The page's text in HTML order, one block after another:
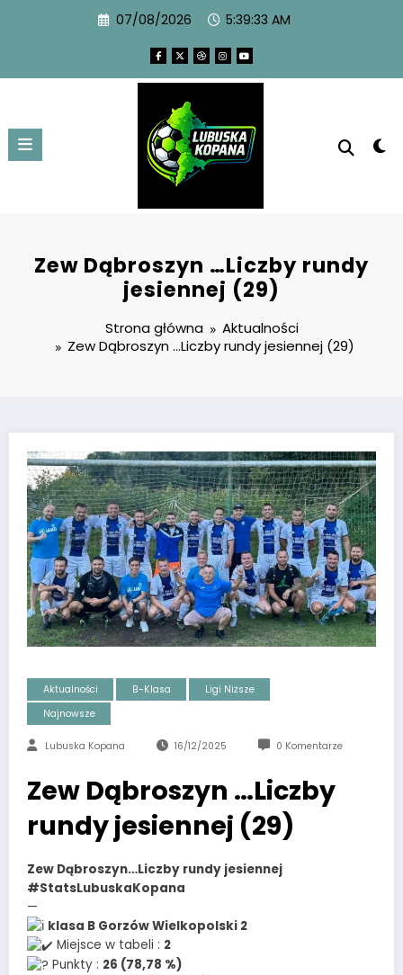
07/08/2026 5:39:34 AM
Zew Dąbroszyn …Liczby rundy
jesiennej (29)
Strona główna
Aktualności
Zew Dąbroszyn …Liczby rundy jesiennej (29)
Aktualności B-Klasa
Ligi Niższe
Najnowsze
Lubuska Kopana 16/12/2025 0 Komentarze
Zew Dąbroszyn …Liczby
rundy jesiennej (29)
Zew Dąbroszyn…Liczby rundy jesiennej
#StatsLubuskaKopana
—
klasa B Gorzów Wielkopolski 2
Miejsce w tabeli : 2
Punkty : 26 (78,78 %)